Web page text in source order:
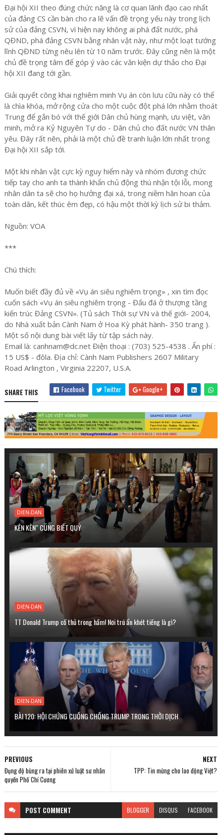
Đại hội XII theo đúng chức năng là cơ quan lãnh đạo cao nhất
của đảng CS cần bàn cho ra lẽ vấn đề trọng yếu này trong lịch
sử của đảng CSVN, vì hiện nay không ai phá đất nước, phá
QĐND, phá đảng CSVN bằng nhân vật này, như một loạt tướng
lĩnh QĐND từng nêu lên từ 10 năm trước. Đây cũng nên là một
chủ đề trọng tâm để góp ý vào các văn kiện dự thảo cho Đại
hội XII đang tới gần.
Giải quyết công khai nghiêm minh Vụ án còn lưu cữu này có thể
là chìa khóa, mở rộng cửa cho một cuộc đột phá lớn nhằm thoát
Trung để gắn bó với thế giới Dân chủ hùng mạnh, ưu việt, văn
minh, mở ra Kỷ Nguyên Tự do - Dân chủ cho đất nước VN thân
yêu. Đây rất nên, phải là một chủ đề tranh luận lớn nhất trong
Đại hội XII sắp tới.
Một khi nhân vật cực kỳ nguy hiểm này và nhóm đương chức
tiếp tay cho anh ta thành khẩn chủ động thú nhận tội lỗi, mong
nhân dân ta sẽ cho họ hưởng đại xá, trong niềm hân hoan của
toàn dân, kết thúc êm đẹp, có hậu một thời kỳ lịch sử bi thảm.
Nguồn: VOA
***
Chú thích:
Muốn biết đầy đủ về «Vụ án siêu nghiêm trọng» , xin tìm đọc
cuốn sách «Vụ án siêu nghiêm trọng - Đấu đá ở thượng tầng
kiến trúc Đảng CSVN». (Tủ sách Thời sự VN và thế giới- 2004,
do Nhà xuất bản Cành Nam ở Hoa Kỳ phát hành- 350 trang ).
Một số nội dung bài viết lấy từ tập sách này.
Email là: canhnam@dc.net Điện thoại : (703) 525-4538 . Ấn phí :
15 US$ - đôla. Địa chỉ: Cành Nam Publishers 2607 Military
Road Arlington , Virginia 22207, U.S.A.
SHARE THIS Facebook Twitter Google+
DIEN-DAN
KÊN KÊN" CŨNG BIẾT QUỲ
DIEN-DAN
TT Donald Trump cố thủ trong hầm! Nơi trú ẩn khét tiếng là gì?
DIEN-DAN
BÀI 120: HỘI CHỨNG CUỒNG CHỐNG TRUMP TRONG THỜI DỊCH
NEXT
TPP: Tin mừng cho lao động Việt?
PREVIOUS
Đụng độ bùng ra tại phiên xử luật sư nhân
quyền Phố Chí Cương
POST COMMENT BLOGGER DISQUS FACEBOOK